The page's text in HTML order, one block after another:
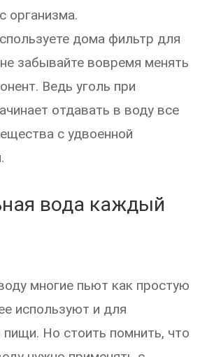
организма.
дома фильтр для
забывайте вовремя менять
Ведь уголь при
отдавать в воду все
с удвоенной
вода каждый
многие пьют как простую
используют и для
пищи. Но стоить помнить, что